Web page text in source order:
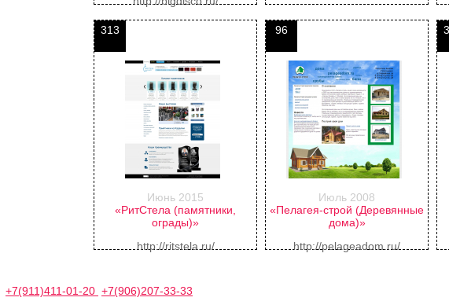
313
Июнь 2015
«РитСтела (памятники,
ограды)»
http://ritstela.ru/
96
Июль 2008
«Пелагея-строй (Деревянные
дома)»
http://pelageadom.ru/
+7(911)411-01-20 +7(906)207-33-33